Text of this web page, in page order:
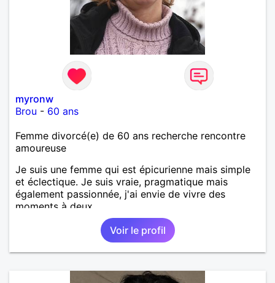
myronw
Brou - 60 ans
Femme divorcé(e) de 60 ans recherche rencontre
amoureuse
Je suis une femme qui est épicurienne mais simple
et éclectique. Je suis vraie, pragmatique mais
également passionnée, j'ai envie de vivre des
moments à deux.
Voir le profil